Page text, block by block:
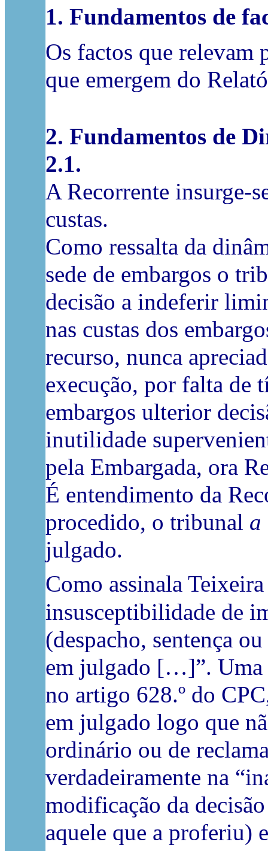
1. Fundamentos de
Os factos que relevam
que emergem do
2. Fundamentos de
2.1.
A Recorrente insurge-
custas.
Como ressalta da
sede de embargos o
decisão a indeferir
nas custas dos
recurso, nunca
execução, por falta
embargos ulterior
inutilidade
pela Embargada, ora
É entendimento da
procedido, o tribunal
julgado.
Como assinala
insusceptibilidade de
(despacho, sentença
em julgado […]”. Uma
no artigo 628.º do
em julgado logo que
ordinário ou de
verdadeiramente na
modificação da
aquele que a proferiu)